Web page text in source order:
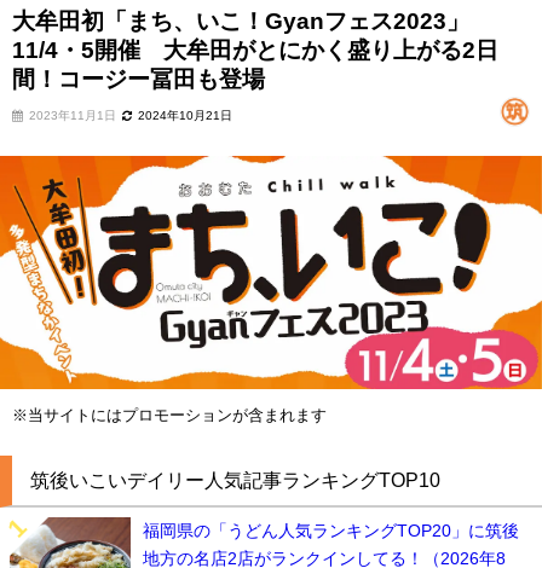
大牟田初「まち、いこ！Gyanフェス2023」
11/4・5開催 大牟田がとにかく盛り上がる2日
間！コージー冨田も登場
2023年11月1日 2024年10月21日
※当サイトにはプロモーションが含まれます
筑後いこいデイリー人気記事ランキングTOP10
福岡県の「うどん人気ランキングTOP20」に筑後
地方の名店2店がランクインしてる！（2026年8